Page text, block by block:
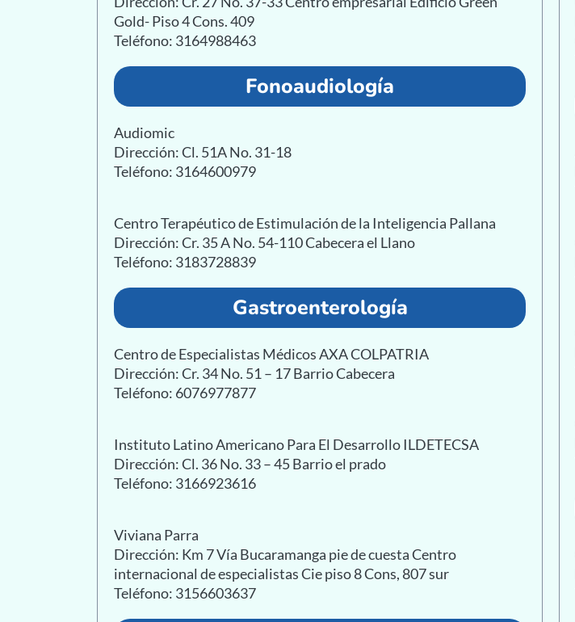
Gold- Piso 4 Cons. 409
Teléfono: 3164988463
Fonoaudiología
Audiomic
Dirección: Cl. 51A No. 31-18
Teléfono: 3164600979
Centro Terapéutico de Estimulación de la Inteligencia Pallana
Dirección: Cr. 35 A No. 54-110 Cabecera el Llano
Teléfono: 3183728839
Gastroenterología
Centro de Especialistas Médicos AXA COLPATRIA
Dirección: Cr. 34 No. 51 – 17 Barrio Cabecera
Teléfono: 6076977877
Instituto Latino Americano Para El Desarrollo ILDETECSA
Dirección: Cl. 36 No. 33 – 45 Barrio el prado
Teléfono: 3166923616
Viviana Parra
Dirección: Km 7 Vía Bucaramanga pie de cuesta Centro
internacional de especialistas Cie piso 8 Cons, 807 sur
Teléfono: 3156603637